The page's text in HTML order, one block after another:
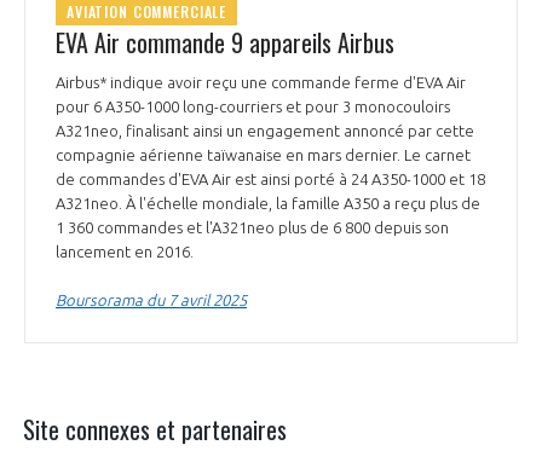
AVIATION COMMERCIALE
EVA Air commande 9 appareils Airbus
Airbus* indique avoir reçu une commande ferme d'EVA Air
pour 6 A350-1000 long-courriers et pour 3 monocouloirs
A321neo, finalisant ainsi un engagement annoncé par cette
compagnie aérienne taïwanaise en mars dernier. Le carnet
de commandes d'EVA Air est ainsi porté à 24 A350-1000 et 18
A321neo. À l'échelle mondiale, la famille A350 a reçu plus de
1 360 commandes et l'A321neo plus de 6 800 depuis son
lancement en 2016.
Boursorama du 7 avril 2025
Site connexes et partenaires